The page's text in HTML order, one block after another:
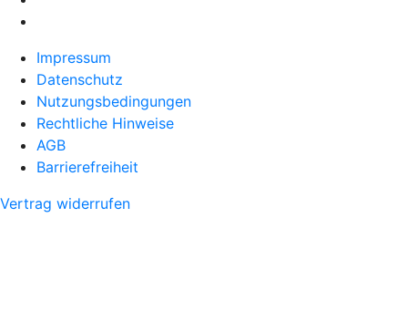
Impressum
Datenschutz
Nutzungsbedingungen
Rechtliche Hinweise
AGB
Barrierefreiheit
Vertrag widerrufen